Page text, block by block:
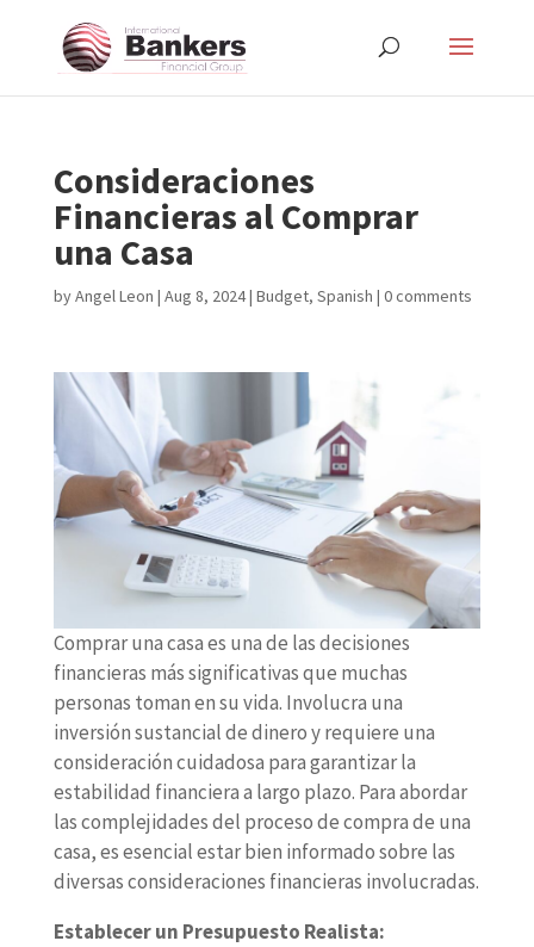
Consideraciones
Financieras al Comprar
una Casa
byAngel Leon | Aug 8, 2024| Budget, Spanish | 0 comments
Comprar una casa es una de las decisiones
financieras más significativas que muchas
personas toman en su vida. Involucra una
inversión sustancial de dinero y requiere una
consideración cuidadosa para garantizar la
estabilidad financiera a largo plazo. Para abordar
las complejidades del proceso de compra de una
casa, es esencial estar bien informado sobre las
diversas consideraciones financieras involucradas.
Establecer un Presupuesto Realista: